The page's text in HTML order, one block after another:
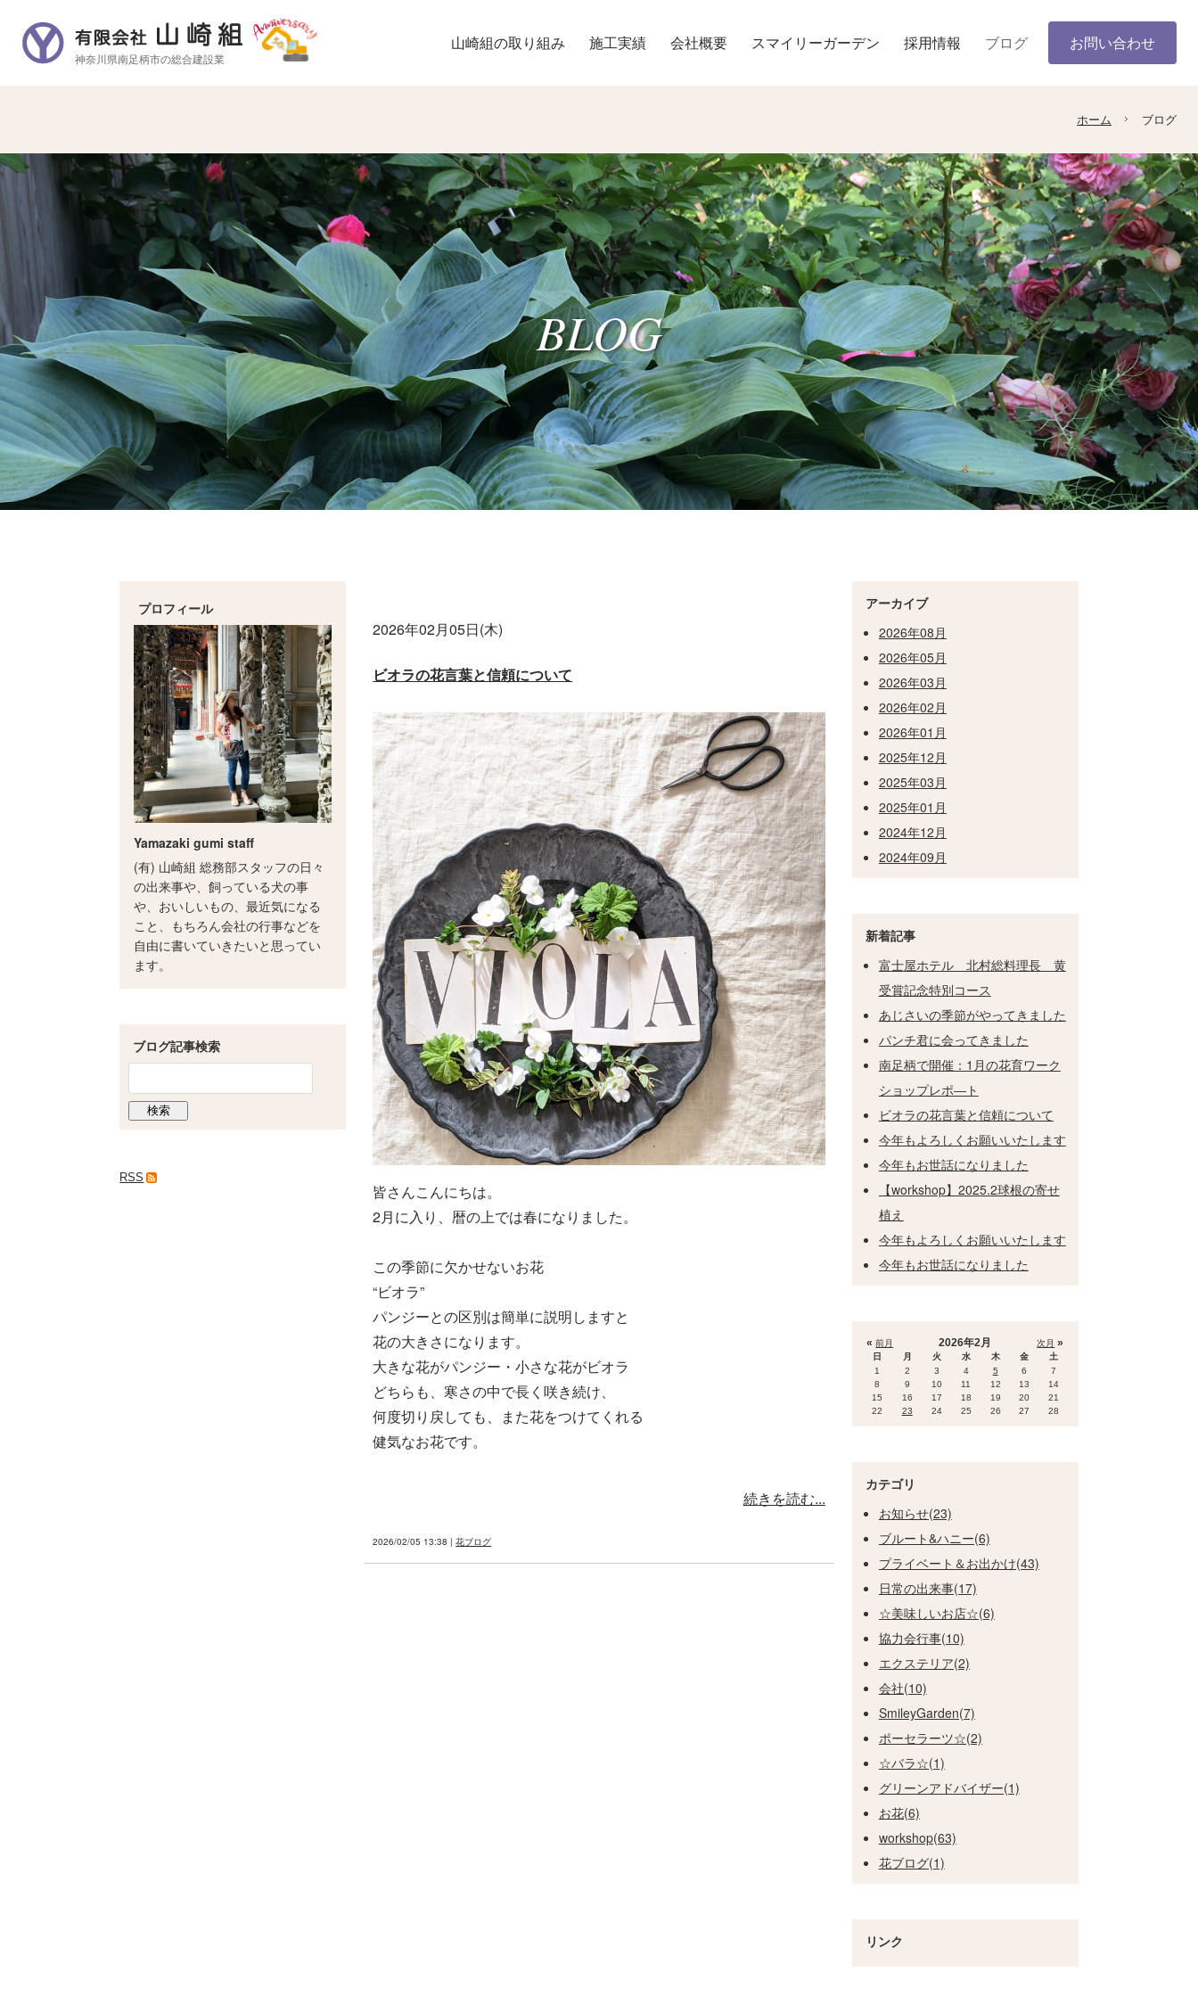
神奈川県南足柄市の総合建設業
山崎組の取り組み 施工実績 会社概要 スマイリーガーデン 採用情報 ブログ お問い合わせ
ホーム ブログ
BLOG
プロフィール
Yamazaki gumi staff
(有) 山崎組 総務部スタッフの日々
の出来事や、飼っている犬の事
や、おいしいもの、最近気になる
こと、もちろん会社の行事などを
自由に書いていきたいと思ってい
ます。
ブログ記事検索
RSS
2026年02月05日(木)
ビオラの花言葉と信頼について
皆さんこんにちは。
2月に入り、暦の上では春になりました。
この季節に欠かせないお花
“ビオラ”
パンジーとの区別は簡単に説明しますと
花の大きさになります。
大きな花がパンジー・小さな花がビオラ
どちらも、寒さの中で長く咲き続け、
何度切り戻しても、また花をつけてくれる
健気なお花です。
続きを読む...
2026/02/05 13:38 |花ブログ
アーカイブ
2026年08月
2026年05月
2026年03月
2026年02月
2026年01月
2025年12月
2025年03月
2025年01月
2024年12月
2024年09月
新着記事
富士屋ホテル 北村総料理長 黄
受賞記念特別コース
あじさいの季節がやってきました
パンチ君に会ってきました
南足柄で開催：1月の花育ワーク
ショップレポ―ト
ビオラの花言葉と信頼について
今年もよろしくお願いいたします
今年もお世話になりました
【workshop】2025.2球根の寄せ
植え
今年もよろしくお願いいたします
今年もお世話になりました
«前月 次月 »
2026年2月
日 月 火 水 木 金
土
1
2 3 4 5 6
7
8
9 10 11 12 13
14
15
16 17 18 19 20
21
22
23 24 25 26 27 28
カテゴリ
お知らせ(23)
ブルート&ハニー(6)
プライベート＆お出かけ(43)
日常の出来事(17)
☆美味しいお店☆(6)
協力会行事(10)
エクステリア(2)
会社(10)
SmileyGarden(7)
ポーセラーツ☆(2)
☆バラ☆(1)
グリーンアドバイザー(1)
お花(6)
workshop(63)
花ブログ(1)
リンク